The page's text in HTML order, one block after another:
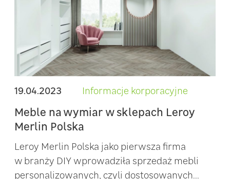
19.04.2023 Informacje korporacyjne
Meble na wymiar w sklepach Leroy
Merlin Polska
Leroy Merlin Polska jako pierwsza firma
w branży DIY wprowadziła sprzedaż mebli
personalizowanych, czyli dostosowanych...